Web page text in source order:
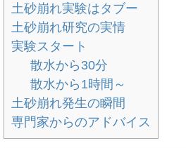
土砂崩れ実験はタブー
土砂崩れ研究の実情
実験スタート
散水から30分
散水から1時間～
土砂崩れ発生の瞬間
専門家からのアドバイス